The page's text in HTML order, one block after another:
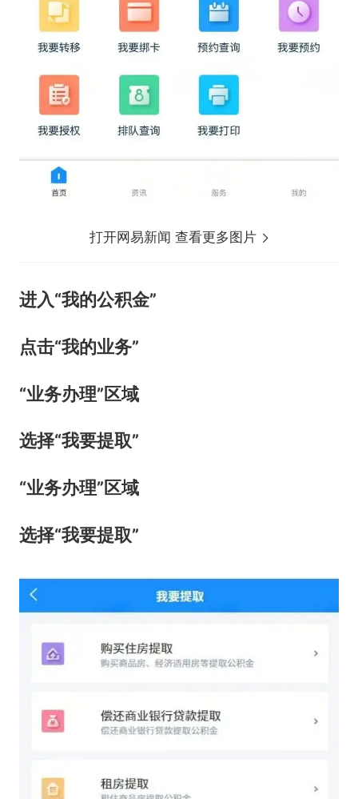
打开网易新闻 查看更多图片
进入“我的公积金”
点击“我的业务”
“业务办理”区域
选择“我要提取”
“业务办理”区域
选择“我要提取”